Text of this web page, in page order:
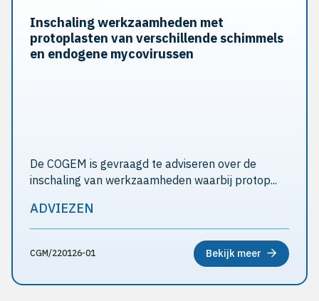
Inschaling werkzaamheden met
protoplasten van verschillende schimmels
en endogene mycovirussen
De COGEM is gevraagd te adviseren over de
inschaling van werkzaamheden waarbij protop...
ADVIEZEN
CGM/220126-01 Bekijk meer